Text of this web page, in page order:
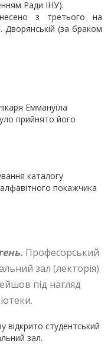
Ради ІНУ).
з третього на
Дворянській (за браком
Еммануїла
прийнято його
каталогу
покажчика
Професорський
зал (лекторія)
під нагляд
відкрито студентський
зал.